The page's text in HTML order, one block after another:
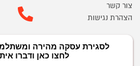
צור קשר
הצהרת נגישות
מוקד הזמנות
9545370